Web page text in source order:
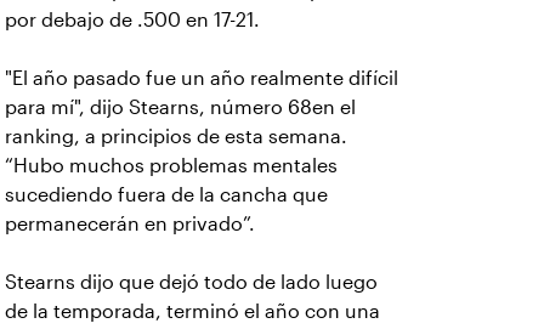
por debajo de .500 en 17-21.
"El año pasado fue un año realmente difícil
para mí", dijo Stearns, número 68en el
ranking, a principios de esta semana.
“Hubo muchos problemas mentales
sucediendo fuera de la cancha que
permanecerán en privado”.
Stearns dijo que dejó todo de lado luego
de la temporada, terminó el año con una